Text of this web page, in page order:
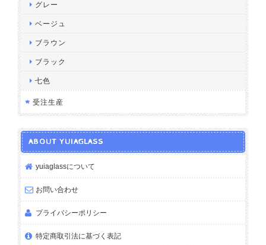
グレー
ベージュ
ブラウン
ブラック
七色
受注生産
ABOUT YUIAGLASS
yuiaglassについて
お問い合わせ
プライバシーポリシー
特定商取引法に基づく表記